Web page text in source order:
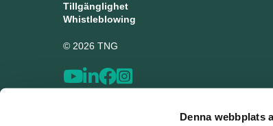
Denna webbplats
Tillgänglighet
Whistleblowing
© 2026 TNG